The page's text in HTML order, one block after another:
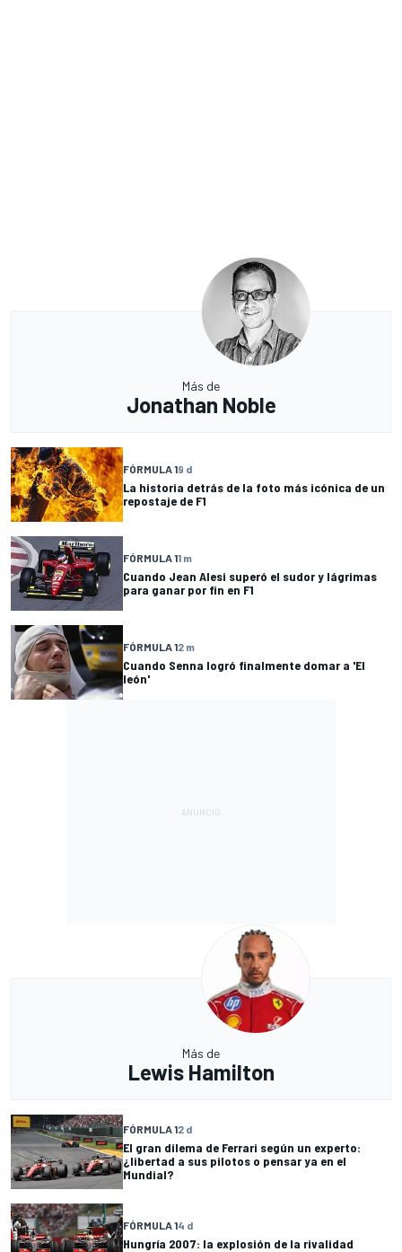
Más de
Jonathan Noble
FÓRMULA 19 d
La historia detrás de la foto más icónica de un
repostaje de F1
FÓRMULA 11 m
Cuando Jean Alesi superó el sudor y lágrimas
para ganar por fin en F1
FÓRMULA 12 m
Cuando Senna logró finalmente domar a 'El
león'
Más de
Lewis Hamilton
FÓRMULA 12 d
El gran dilema de Ferrari según un experto:
¿libertad a sus pilotos o pensar ya en el
Mundial?
FÓRMULA 14 d
Hungría 2007: la explosión de la rivalidad